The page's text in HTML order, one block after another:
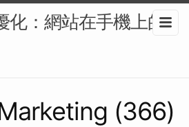
化：網站在手機上的
(366)